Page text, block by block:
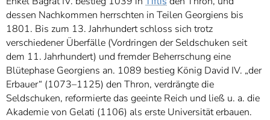
dessen Nachkommen herrschten in Teilen Georgiens bis
1801. Bis zum 13. Jahrhundert schloss sich trotz
verschiedener Überfälle (Vordringen der Seldschuken seit
dem 11. Jahrhundert) und fremder Beherrschung eine
Blütephase Georgiens an. 1089 bestieg König David IV. „der
Erbauer“ (1073–1125) den Thron, verdrängte die
Seldschuken, reformierte das geeinte Reich und ließ u. a. die
Akademie von Gelati (1106) als erste Universität erbauen.